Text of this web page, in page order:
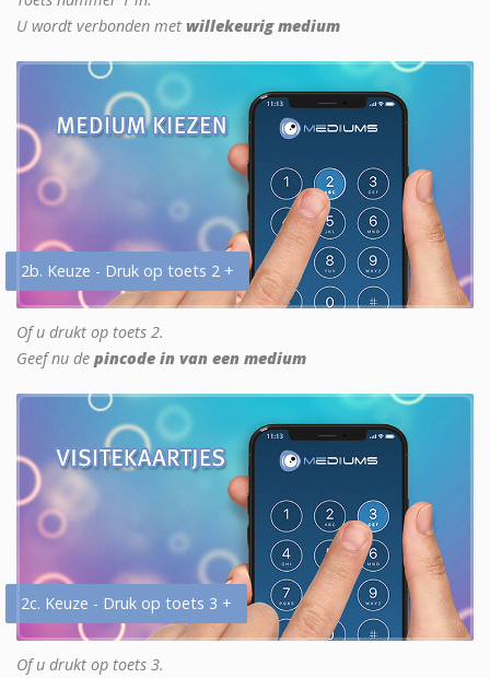
U wordt verbonden met willekeurig medium
2b. Keuze - Druk op toets 2 +
Of u drukt op toets 2.
Geef nu de pincode in van een medium
2c. Keuze - Druk op toets 3 +
Of u drukt op toets 3.